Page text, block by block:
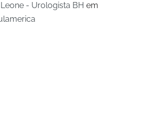
Leone - Urologista BH em